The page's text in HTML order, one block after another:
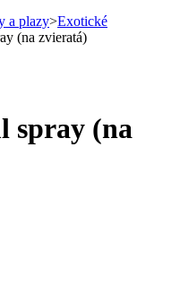
a plazy>Exotické
(na zvieratá)
spray (na